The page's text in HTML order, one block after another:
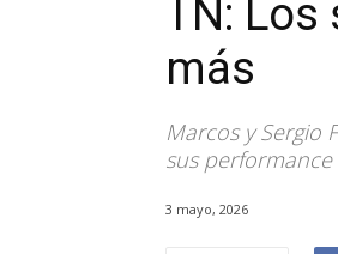
TN:
más
Marcos y Sergio
sus
3 mayo, 2026